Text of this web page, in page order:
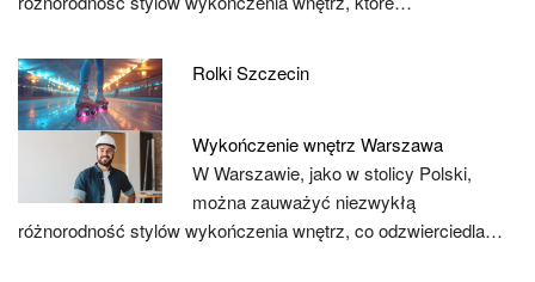
Rolki Szczecin
Wykończenie wnętrz Warszawa
W Warszawie, jako w stolicy Polski,
można zauważyć niezwykłą
różnorodność stylów wykończenia wnętrz, co odzwierciedla…